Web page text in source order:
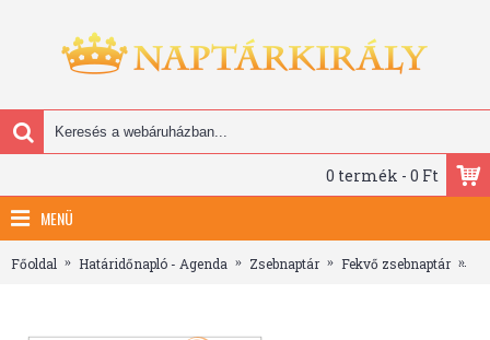
0 termék - 0 Ft
MENÜ
Főoldal Határidőnapló - Agenda Zsebnaptár Fekvő zsebnaptár